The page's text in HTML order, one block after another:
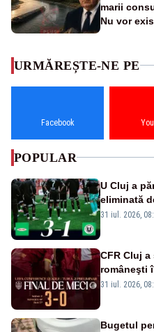
marii
Nu vor
URMĂREȘTE-NE PE
Facebook
POPULAR
U Cluj a
eliminată
31 iul. 2026,
CFR Cluj
româneşti
31 iul. 2026,
Bugetul